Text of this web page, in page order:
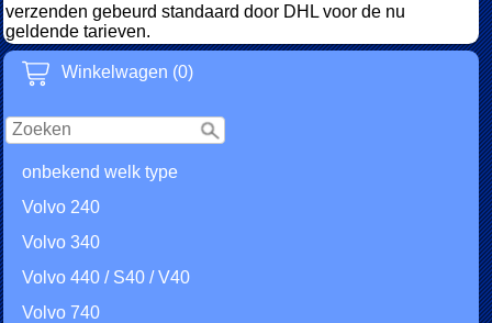
Winkelwagen (0)
onbekend welk type
Volvo 240
Volvo 340
Volvo 440 / S40 / V40
Volvo 740
verzenden gebeurd standaard door DHL voor de nu
geldende tarieven.